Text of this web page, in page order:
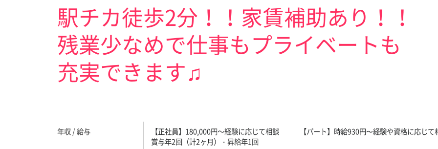
駅チカ徒歩2分！！家賃補助あり！！
残業少なめで仕事もプライベートも
充実できます♫
年収 / 給与
【正社員】180,000円～経験に応じて相談 【パート】時給930円〜経験や資格に応じて
賞与年2回（計2ヶ月）・昇給年1回